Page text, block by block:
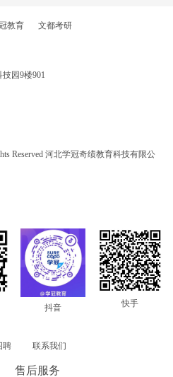
教育 文都考研
园9楼901
Reserved 河北学冠奇绩教育科技有限公
抖音 快手
聘 联系我们
售后服务